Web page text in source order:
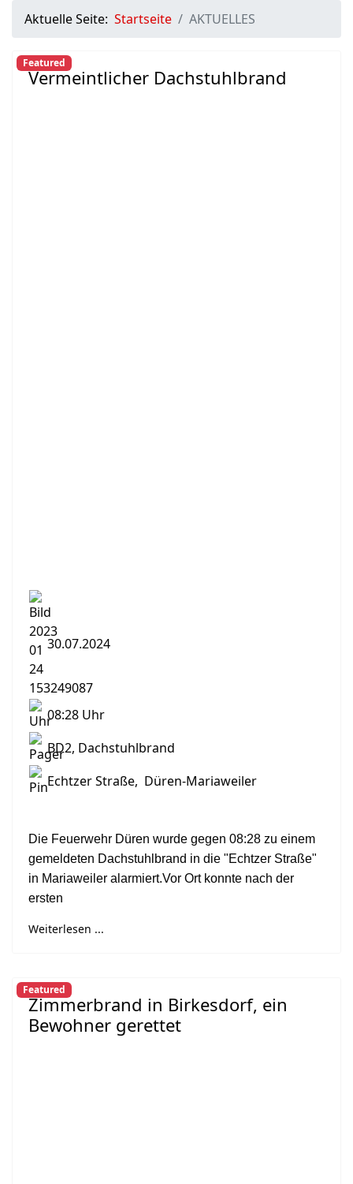
Aktuelle Seite: Startseite AKTUELLES
Featured
Vermeintlicher Dachstuhlbrand
30.07.2024
08:28 Uhr
BD2, Dachstuhlbrand
Echtzer Straße, Düren-Mariaweiler
Die Feuerwehr Düren wurde gegen 08:28 zu einem
gemeldeten Dachstuhlbrand in die "Echtzer Straße"
in Mariaweiler alarmiert.Vor Ort konnte nach der
ersten
Weiterlesen ...
Featured
Zimmerbrand in Birkesdorf, ein
Bewohner gerettet